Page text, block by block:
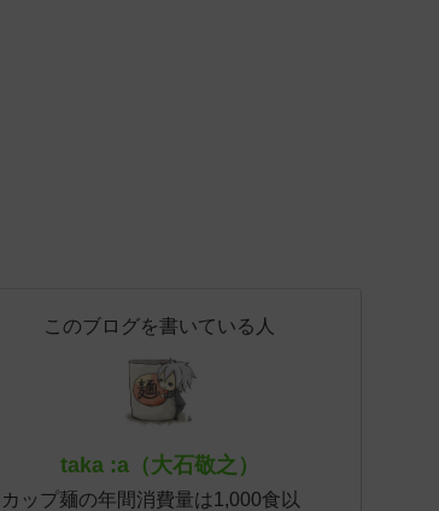
このブログを書いている人
taka :a（大石敬之）
カップ麺の年間消費量は1,000食以